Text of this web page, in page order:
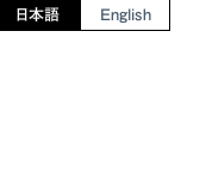
日本語 English